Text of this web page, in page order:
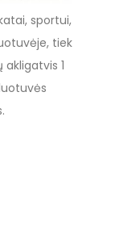
sportui,
tiek
akligatvis 1